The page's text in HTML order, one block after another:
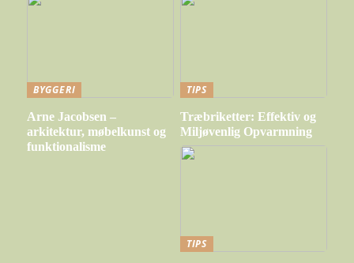
BYGGERI
Arne Jacobsen –
arkitektur, møbelkunst og
funktionalisme
TIPS
Træbriketter: Effektiv og
Miljøvenlig Opvarmning
TIPS